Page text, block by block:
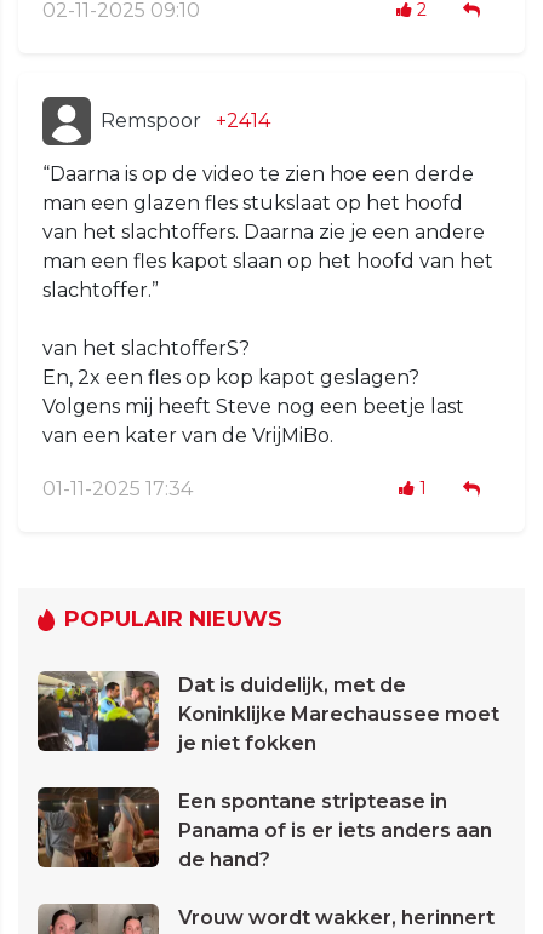
02-11-2025 09:10 2
Remspoor +2414
“Daarna is op de video te zien hoe een derde
man een glazen fles stukslaat op het hoofd
van het slachtoffers. Daarna zie je een andere
man een fles kapot slaan op het hoofd van het
slachtoffer.”
van het slachtofferS?
En, 2x een fles op kop kapot geslagen?
Volgens mij heeft Steve nog een beetje last
van een kater van de VrijMiBo.
01-11-2025 17:34 1
POPULAIR NIEUWS
Dat is duidelijk, met de
Koninklijke Marechaussee moet
je niet fokken
Een spontane striptease in
Panama of is er iets anders aan
de hand?
Vrouw wordt wakker, herinnert